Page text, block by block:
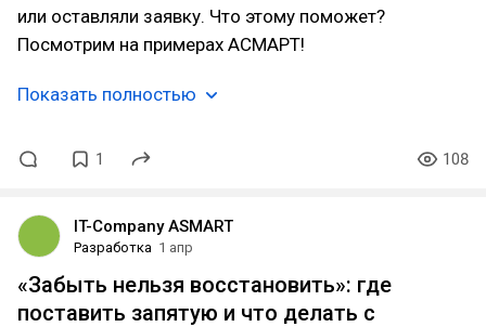
или оставляли заявку. Что этому поможет?
Посмотрим на примерах АСМАРТ!
Показать полностью
1 108
IT-Company ASMART
Разработка 1 апр
«Забыть нельзя восстановить»: где
поставить запятую и что делать с